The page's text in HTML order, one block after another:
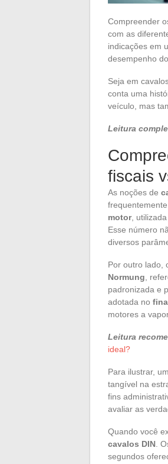
Compreender
com as
indicações em
desempenho
Seja em
conta uma
veículo, mas
Leitura
fiscais
As noções de
motor,
Esse número
diversos
Por outro lado,
Normung ,
padronizada e
adotada no
motores a
Leitura
ideal?
Para ilustrar,
tangível na
fins
avaliar as
Quando você
cavalos DIN .
segundos